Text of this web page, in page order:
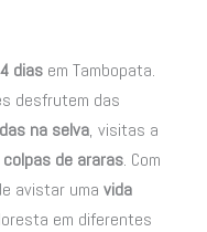
dias em Tambopata.
desfrutem das
na selva, visitas a
colpas de araras. Com
avistar umavida
em diferentes